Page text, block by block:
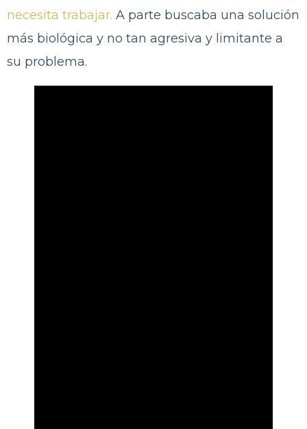
necesita trabajar. A parte buscaba una solución
más biológica y no tan agresiva y limitante a
su problema.